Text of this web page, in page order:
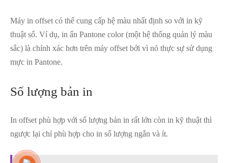
Máy in offset có thể cung cấp hệ màu nhất định so với in kỹ
thuật số. Ví dụ, in ấn Pantone color (một hệ thống quản lý màu
sắc) là chính xác hơn trên máy offset bởi vì nó thực sự sử dụng
mực in Pantone.
Số lượng bản in
In offset phù hợp với số lượng bản in rất lớn còn in kỹ thuật thì
ngược lại chỉ phù hợp cho in số lượng ngắn và ít.